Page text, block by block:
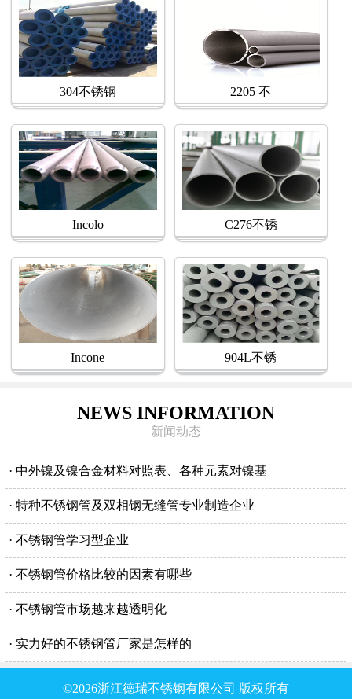
304不锈钢 2205 不
Incolo C276不锈
Incone 904L不锈
NEWS INFORMATION
新闻动态
· 中外镍及镍合金材料对照表、各种元素对镍基
· 特种不锈钢管及双相钢无缝管专业制造企业
· 不锈钢管学习型企业
· 不锈钢管价格比较的因素有哪些
· 不锈钢管市场越来越透明化
· 实力好的不锈钢管厂家是怎样的
©2026浙江德瑞不锈钢有限公司 版权所有